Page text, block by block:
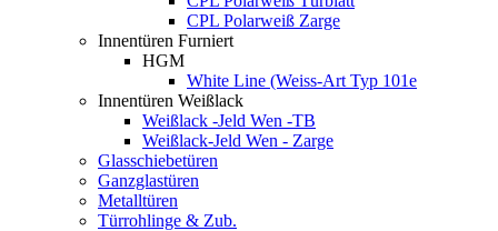
CPL Polarweiß Zarge
Innentüren Furniert
HGM
White Line (Weiss-Art Typ 101e
Innentüren Weißlack
Weißlack -Jeld Wen -TB
Weißlack-Jeld Wen - Zarge
Glasschiebetüren
Ganzglastüren
Metalltüren
Türrohlinge & Zub.